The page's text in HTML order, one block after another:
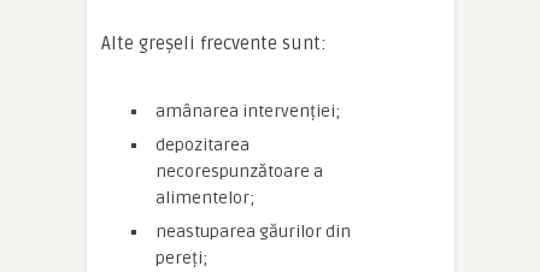
Alte greșeli frecvente sunt:
amânarea intervenției;
depozitarea
necorespunzătoare a
alimentelor;
neastuparea găurilor din
pereți;